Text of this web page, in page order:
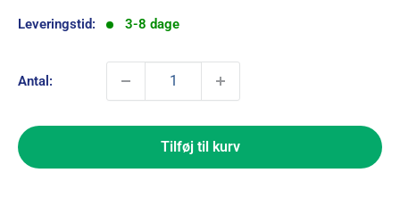
Leveringstid: 3-8 dage
Antal:
Tilføj til kurv